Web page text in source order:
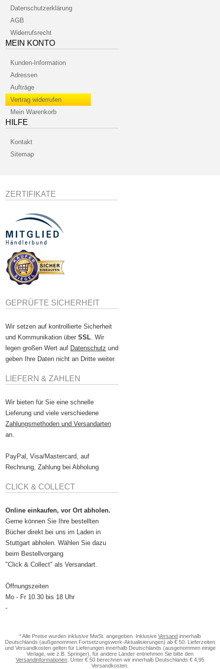
Datenschutzerklärung
AGB
Widerrufsrecht
MEIN KONTO
Kunden-Information
Adressen
Aufträge
Vertrag widerrufen
Mein Warenkorb
HILFE
Kontakt
Sitemap
ZERTIFIKATE
GEPRÜFTE SICHERHEIT
Wir setzen auf kontrollierte Sicherheit
und Kommunikation überSSL. Wir
legen großen Wert auf Datenschutz und
geben Ihre Daten nicht an Dritte weiter.
LIEFERN & ZAHLEN
Wir bieten für Sie eine schnelle
Lieferung und viele verschiedene
Zahlungsmethoden und Versandarten
an.
PayPal, Visa/Mastercard, auf
Rechnung, Zahlung bei Abholung
CLICK & COLLECT
Online einkaufen, vor Ort abholen.
Gerne können Sie Ihre bestellten
Bücher direkt bei uns im Laden in
Stuttgart abholen. Wählen Sie dazu
beim Bestellvorgang
"Click & Collect" als Versandart.
Öffnungszeiten
Mo - Fr 10.30 bis 18 Uhr
-
* Alle Preise wurden inklusive MwSt. angegeben. Inklusive Versand innerhalb
Deutschlands (außgenommen Fortsetzungswerk-Aktualisierungen) ab € 50. Lieferzeiten
und Versandkosten gelten für Lieferungen innerhalb Deutschlands (ausgenommen einige
Verlage, wie z.B. Springer), für andere Länder entnehmen Sie bitte den
Versandinformationen . Unter € 50 berechnen wir innerhalb Deutschlands € 4,95
Versandkosten.